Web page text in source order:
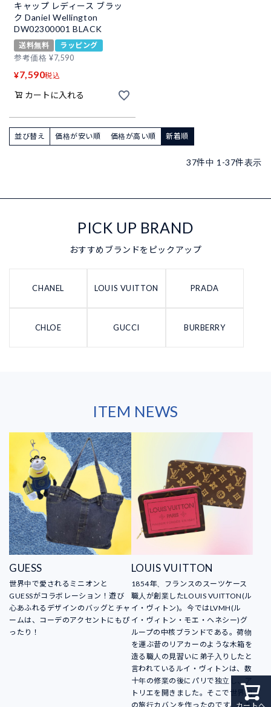
キャップ レディース ブラッ
ク Daniel Wellington
DW02300001 BLACK
送料無料
ラッピング
参考価格 ¥7,590
¥7,590税込
カートに入れる
並び替え 価格が安い順 価格が高い順 新着順
37件中 1 -37件表示
PICK UP BRAND
おすすめブランドをピックアップ
CHANEL LOUIS VUITTON PRADA
CHLOE GUCCI BURBERRY
ITEM NEWS
GUESS
世界中で愛されるミニオンと
GUESSがコラボレーション！遊び
心あふれるデザインのバッグとチャ
ームは、コーデのアクセントにもぴ
ったり！
LOUIS VUITTON
1854年、フランスのスーツケース
職人が創業したLOUIS VUITTON(ル
イ・ヴィトン)。今ではLVMH(ル
イ・ヴィトン・モエ・ヘネシー)グ
ループの中核ブランドである。荷物
を運ぶ昔のリアカーのような木箱を
造る職人の見習いに弟子入りしたと
言われているルイ・ヴィトンは、数
十年の修業の後にパリで独立し、ア
トリエを開きました。そこで世界初
の旅行カバンを作ったのです。それ